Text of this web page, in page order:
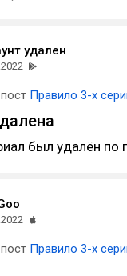
удален
Правило 3-х
был удалён по
Правило 3-х